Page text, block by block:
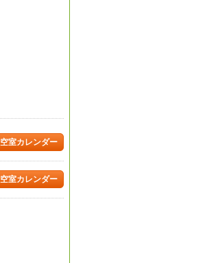
空室カレンダー
空室カレンダー